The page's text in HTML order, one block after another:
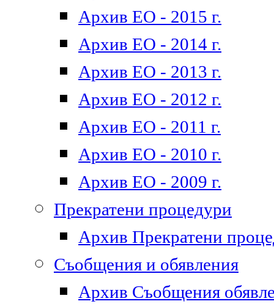
Архив ЕО - 2015 г.
Архив ЕО - 2014 г.
Архив ЕО - 2013 г.
Архив ЕО - 2012 г.
Архив ЕО - 2011 г.
Архив ЕО - 2010 г.
Архив ЕО - 2009 г.
Прекратени процедури
Архив Прекратени
Съобщения и обявления
Архив Съобщения